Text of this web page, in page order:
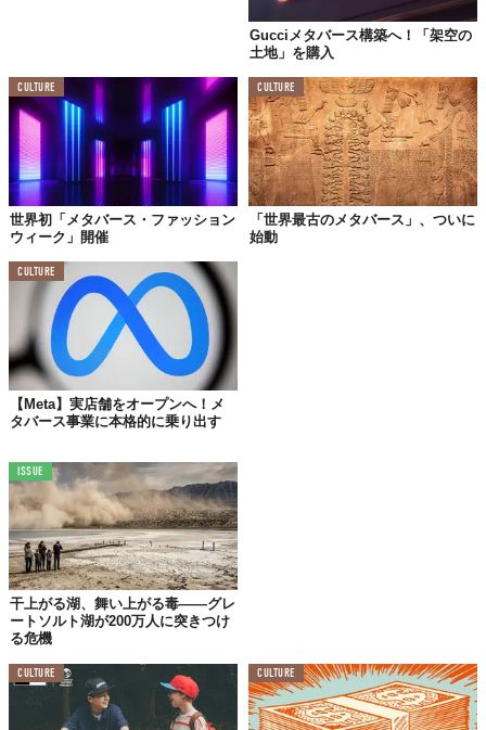
この投稿をInstagramで見る
@gucciがシェアした投稿
今年、メタバースプラットフォームである「Roblox」の中に
「GUCCI Town」なる常設空間がオープン。
ここはゲームや展示スペース、カフェ
ナーまで様々なアクティビティを盛り込んだインクルーシブな空
なかでも注目すべきは、ロブロックス内でアバターに着せること
ができる
デジタルアイテムの数々。
Gucciメタバース構築へ！「架空の
土地」を購入
CULTURE
世界初「メタバース・ファッション
ウィーク」開催
CULTURE
「世界最古のメタバース」、ついに
始動
CULTURE
【Meta】実店舗をオープンへ！メ
タバース事業に本格的に乗り出す
ISSUE
干上がる湖、舞い上がる毒——グレ
ートソルト湖が200万人に突きつけ
る危機
CULTURE CULTURE